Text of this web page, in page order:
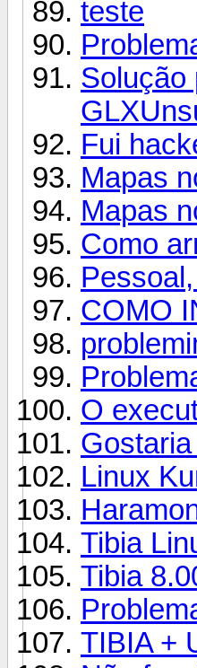
teste
Solução
Fui
Mapas
Mapas
Como
COMO
O
Linux
Tibia
Tibia
TIBIA +